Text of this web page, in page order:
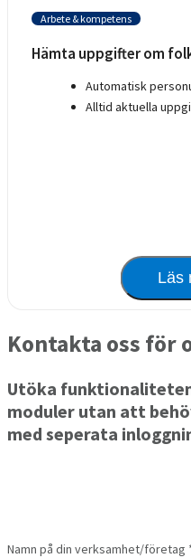
Arbete & kompetens
Hämta uppgifter om
Automatisk
Alltid aktuella
Läs
Kontakta oss för
Utöka
moduler utan att
med seperata
Namn på din verksamhet/företag